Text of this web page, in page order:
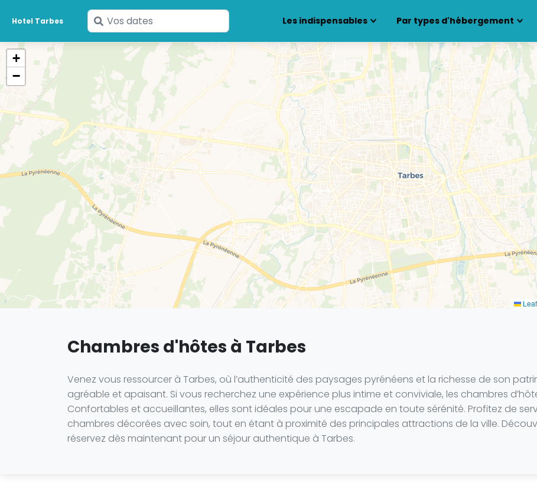
Hotel Tarbes
Saisissez
vos
dates
Les indispensables Par types d'hébergement
+
−
Chambres d'hôtes à Tarbes
Venez vous ressourcer à Tarbes, où l’authenticité des paysages pyrénéens et la richesse de son
agréable et apaisant. Si vous recherchez une expérience plus intime et conviviale, les chambres
Confortables et accueillantes, elles sont idéales pour une escapade en toute sérénité. Profitez de
chambres décorées avec soin, tout en étant à proximité des principales attractions de la ville.
réservez dès maintenant pour un séjour authentique à Tarbes.